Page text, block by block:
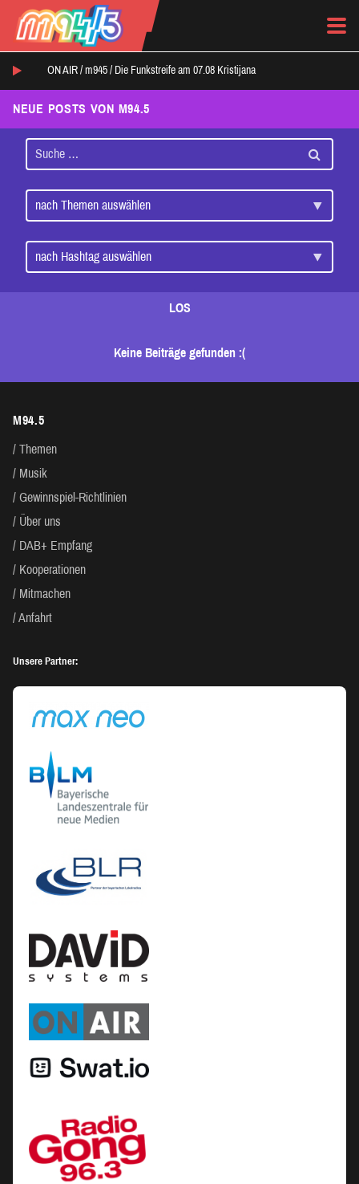
ON AIR / m945 / Die Funkstreife am 07.08 Kristijana
NEUE POSTS VON M94.5
LOS
Keine Beiträge gefunden :(
M94.5
Themen
Musik
Gewinnspiel-Richtlinien
Über uns
DAB+ Empfang
Kooperationen
Mitmachen
Anfahrt
Unsere Partner: